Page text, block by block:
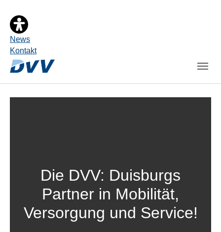
News
Kontakt
Die DVV: Duisburgs
Partner in Mobilität,
Versorgung und Service!